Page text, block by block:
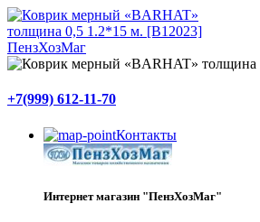
+7(999) 612-11-70
Контакты
Интернет магазин "ПензХозМаг"